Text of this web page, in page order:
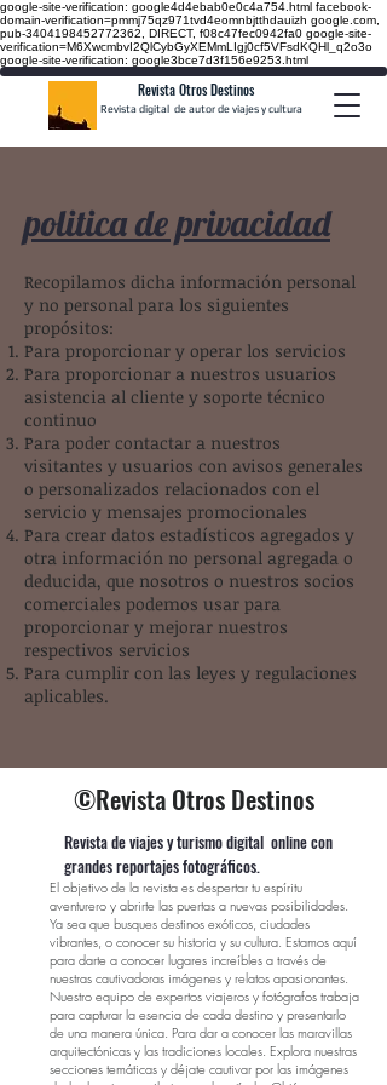
google-site-verification: google4d4ebab0e0c4a754.html facebook-
domain-verification=pmmj75qz971tvd4eomnbjtthdauizh google.com,
pub-3404198452772362, DIRECT, f08c47fec0942fa0 google-site-
verification=M6XwcmbvI2QlCybGyXEMmLIgj0cf5VFsdKQHl_q2o3o
google-site-verification: google3bce7d3f156e9253.html
Revista Otros Destinos
Revista digital de autor de viajes y cultura
politica de privacidad
Recopilamos dicha información personal
y no personal para los siguientes
propósitos:
Para proporcionar y operar los servicios
Para proporcionar a nuestros usuarios
asistencia al cliente y soporte técnico
continuo
Para poder contactar a nuestros
visitantes y usuarios con avisos generales
o personalizados relacionados con el
servicio y mensajes promocionales
Para crear datos estadísticos agregados y
otra información no personal agregada o
deducida, que nosotros o nuestros socios
comerciales podemos usar para
proporcionar y mejorar nuestros
respectivos servicios
Para cumplir con las leyes y regulaciones
aplicables.
©Revista Otros Destinos
Revista de viajes y turismo digital online con
grandes reportajes fotográficos.
El objetivo de la revista es despertar tu espíritu
aventurero y abrirte las puertas a nuevas posibilidades.
Ya sea que busques destinos exóticos, ciudades
vibrantes, o conocer su historia y su cultura. Estamos aquí
para darte a conocer lugares increíbles a través de
nuestras cautivadoras imágenes y relatos apasionantes.
Nuestro equipo de expertos viajeros y fotógrafos trabaja
para capturar la esencia de cada destino y presentarlo
de una manera única. Para dar a conocer las maravillas
arquitectónicas y las tradiciones locales. Explora nuestras
secciones temáticas y déjate cautivar por las imágenes